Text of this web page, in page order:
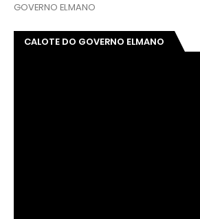
GOVERNO ELMANO
CALOTE DO GOVERNO ELMANO